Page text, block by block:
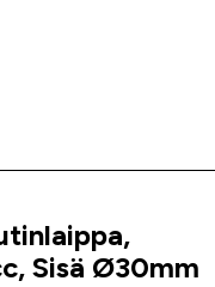
Sisä Ø30mm